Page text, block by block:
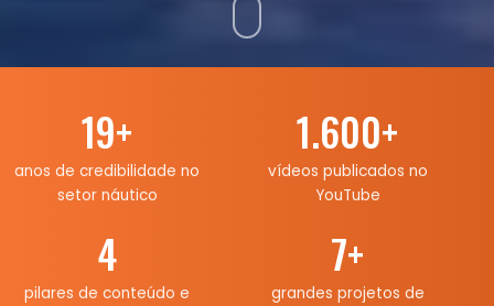
19+
anos de credibilidade no
setor náutico
1.600+
vídeos publicados no
YouTube
4
pilares de conteúdo e
7+
grandes projetos de